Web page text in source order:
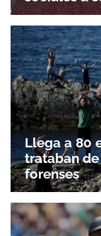
Llega a 80
trataban
forenses